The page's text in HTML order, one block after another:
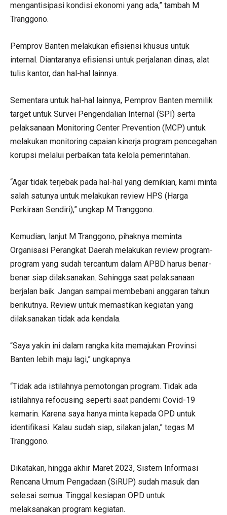
mengantisipasi kondisi ekonomi yang ada,” tambah M
Tranggono.
Pemprov Banten melakukan efisiensi khusus untuk
internal. Diantaranya efisiensi untuk perjalanan dinas, alat
tulis kantor, dan hal-hal lainnya.
Sementara untuk hal-hal lainnya, Pemprov Banten memilik
target untuk Survei Pengendalian Internal (SPI) serta
pelaksanaan Monitoring Center Prevention (MCP) untuk
melakukan monitoring capaian kinerja program pencegahan
korupsi melalui perbaikan tata kelola pemerintahan.
“Agar tidak terjebak pada hal-hal yang demikian, kami minta
salah satunya untuk melakukan review HPS (Harga
Perkiraan Sendiri),” ungkap M Tranggono.
Kemudian, lanjut M Tranggono, pihaknya meminta
Organisasi Perangkat Daerah melakukan review program-
program yang sudah tercantum dalam APBD harus benar-
benar siap dilaksanakan. Sehingga saat pelaksanaan
berjalan baik. Jangan sampai membebani anggaran tahun
berikutnya. Review untuk memastikan kegiatan yang
dilaksanakan tidak ada kendala.
“Saya yakin ini dalam rangka kita memajukan Provinsi
Banten lebih maju lagi,” ungkapnya.
“Tidak ada istilahnya pemotongan program. Tidak ada
istilahnya refocusing seperti saat pandemi Covid-19
kemarin. Karena saya hanya minta kepada OPD untuk
identifikasi. Kalau sudah siap, silakan jalan,” tegas M
Tranggono.
Dikatakan, hingga akhir Maret 2023, Sistem Informasi
Rencana Umum Pengadaan (SiRUP) sudah masuk dan
selesai semua. Tinggal kesiapan OPD untuk
melaksanakan program kegiatan.